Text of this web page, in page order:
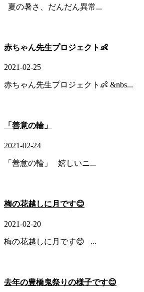
夏の暑さ、だんだん異常...
赤ちゃん先生プロジェクト👶
2021-02-25
赤ちゃん先生プロジェクト👶 &nbs...
「善意の輪」
2021-02-24
「善意の輪」 嬉しいニ...
梅の花越しに月です😊
2021-02-20
梅の花越しに月です😊 ...
去年の豊橋鬼祭りの様子です😊